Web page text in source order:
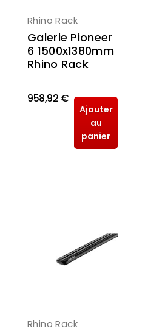
Rhino Rack
Galerie Pioneer
6 1500x1380mm
Rhino Rack
958,92 €
Ajouter
au
panier
Rhino Rack